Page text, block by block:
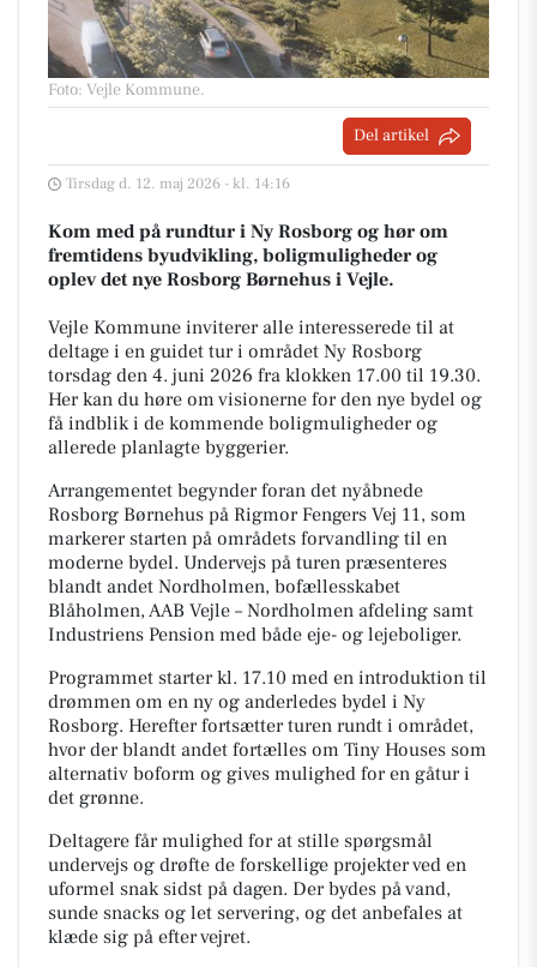
Foto: Vejle Kommune.
Del artikel
Tirsdag d. 12. maj 2026 - kl. 14:16
Kom med på rundtur i Ny Rosborg og hør om
fremtidens byudvikling, boligmuligheder og
oplev det nye Rosborg Børnehus i Vejle.
Vejle Kommune inviterer alle interesserede til at
deltage i en guidet tur i området Ny Rosborg
torsdag den 4. juni 2026 fra klokken 17.00 til 19.30.
Her kan du høre om visionerne for den nye bydel og
få indblik i de kommende boligmuligheder og
allerede planlagte byggerier.
Arrangementet begynder foran det nyåbnede
Rosborg Børnehus på Rigmor Fengers Vej 11, som
markerer starten på områdets forvandling til en
moderne bydel. Undervejs på turen præsenteres
blandt andet Nordholmen, bofællesskabet
Blåholmen, AAB Vejle – Nordholmen afdeling samt
Industriens Pension med både eje- og lejeboliger.
Programmet starter kl. 17.10 med en introduktion til
drømmen om en ny og anderledes bydel i Ny
Rosborg. Herefter fortsætter turen rundt i området,
hvor der blandt andet fortælles om Tiny Houses som
alternativ boform og gives mulighed for en gåtur i
det grønne.
Deltagere får mulighed for at stille spørgsmål
undervejs og drøfte de forskellige projekter ved en
uformel snak sidst på dagen. Der bydes på vand,
sunde snacks og let servering, og det anbefales at
klæde sig på efter vejret.